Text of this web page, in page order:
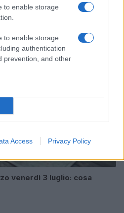
to enable storage
to enable storage
authentication
prevention, and other
Access Privacy Policy
venerdì 3 luglio: cosa